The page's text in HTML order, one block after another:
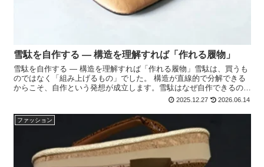
雪駄を自作する ― 構造を理解すれば「作れる履物」
雪駄を自作する ― 構造を理解すれば「作れる履物」雪駄は、買うも
のではなく「組み上げるもの」でした。 構造が直線的で分解できる
からこそ、自作という発想が成立します。雪駄はなぜ自作できるのか
雪駄は、・ 立体成形が不要・ 左右対称・ 複合素材の...
2025.12.27 2026.06.14
ファッション